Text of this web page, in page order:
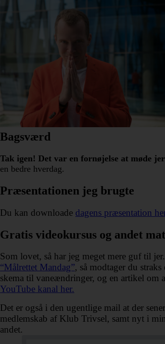
Bagsværd
Tak igen! Det var en fornøjelse at møde
en bedre hverdag.
Præsentationen jeg brugte
Du kan downloade dagens præsentation
Gratis videokursus og andet
Som lovet, så har jeg meget mere guf til
“Målrettet Mandag”, så modtager du
skema til vaneændringer, og en artikel om
YouTube kanal her.
Det er også i den ugentlige mail at der
medlemskab af Klub Trivsel, samt nyt i
andet.